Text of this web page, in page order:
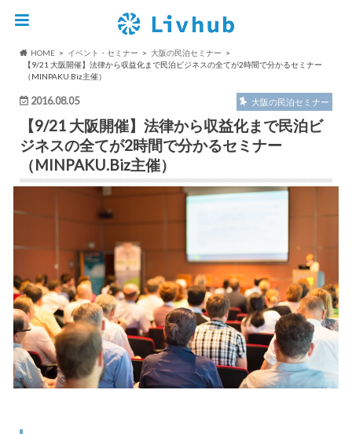
HOME イベント・セミナー
大阪の民泊セミナー
【9/21 大阪開催】法律から収益化まで民泊ビジネスの全てが2時間で分かるセミナー
（MINPAKU.Biz主催）
2016.08.05 大阪の民泊セミナー
【9/21 大阪開催】法律から収益化まで民泊ビ
ジネスの全てが2時間で分かるセミナー
（MINPAKU.Biz主催）